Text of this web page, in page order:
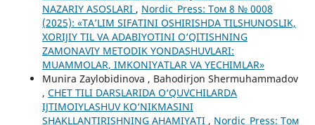
NAZARIY ASOSLARI , Nordic_Press: Том 8 № 0008
(2025): «TA’LIM SIFATINI OSHIRISHDA TILSHUNOSLIK,
XORIJIY TIL VA ADABIYOTINI O‘QITISHNING
ZAMONAVIY METODIK YONDASHUVLARI:
MUAMMOLAR, IMKONIYATLAR VA YECHIMLAR»
Munira Zaylobidinova , Bahodirjon Shermuhammadov
, CHET TILI DARSLARIDA O‘QUVCHILARDA
IJTIMOIYLASHUV KO‘NIKMASINI
SHAKLLANTIRISHNING AHAMIYATI , Nordic_Press: Том